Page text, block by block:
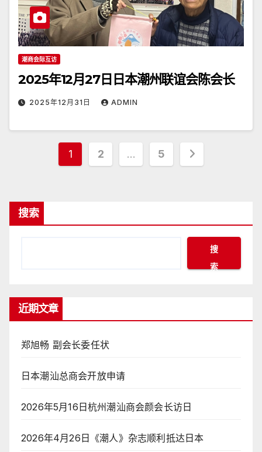
潮商会际互访
2025年12月27日日本潮州联谊会陈会长
2025年12月31日 ADMIN
文
页
1 2 … 5
搜索
搜
索
近期文章
郑旭畅 副会长委任状
日本潮汕总商会开放申请
2026年5月16日杭州潮汕商会颜会长访日
2026年4月26日《潮人》杂志顺利抵达日本